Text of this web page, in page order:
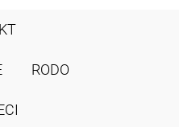
RODO